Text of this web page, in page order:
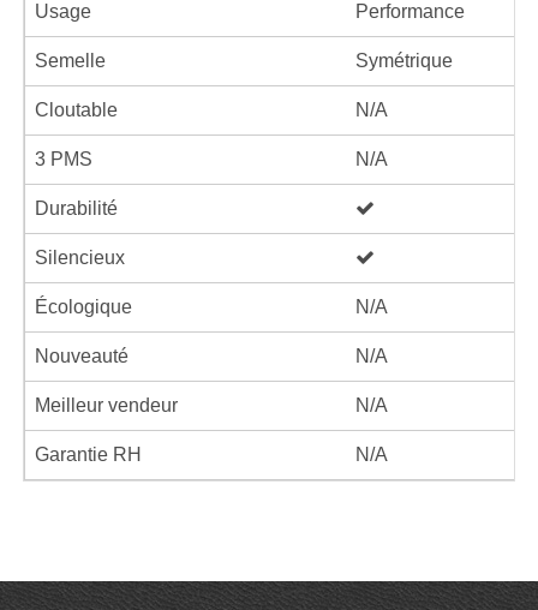
Usage Performance
Semelle Symétrique
Cloutable N/A
3 PMS N/A
Durabilité
Silencieux
Écologique N/A
Nouveauté N/A
Meilleur vendeur N/A
Garantie RH N/A